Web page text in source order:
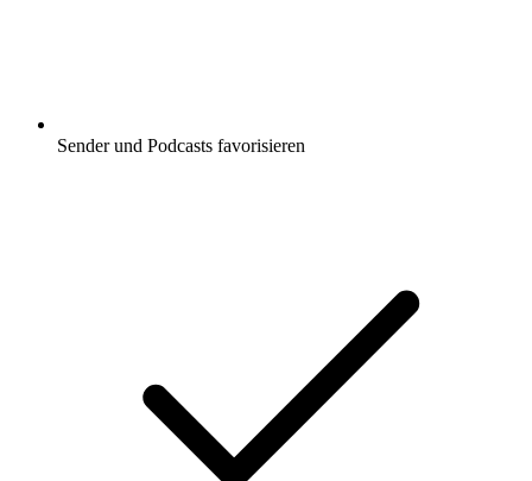
Sender und Podcasts favorisieren